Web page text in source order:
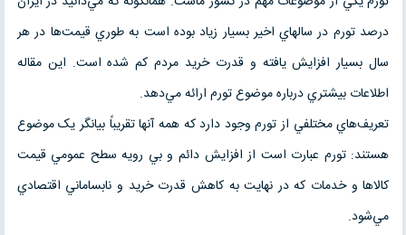
درصد تورم در سالهاي اخير بسيار زياد بوده است به طوري قيمت‌ها در هر
سال بسيار افزايش يافته و قدرت خريد مردم كم شده است. اين مقاله
اطلاعات بيشتري درباره موضوع تورم ارائه مي‌دهد.
تعريف‌هاي مختلفي از تورم وجود دارد که همه آنها تقريباً بيانگر يک موضوع
هستند: تورم عبارت است از افزايش دائم و بي رويه سطح عمومي قيمت
کالاها و خدمات که در نهايت به کاهش قدرت خريد و نابساماني اقتصادي
مي‌شود.